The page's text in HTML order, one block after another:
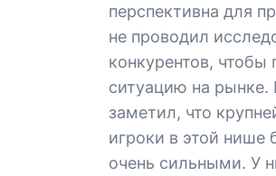
перспективна для
не проводил
конкурентов, чтобы
ситуацию на рынке.
заметил, что
игроки в этой нише
очень сильными. У